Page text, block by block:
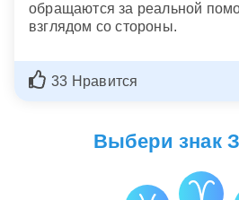
обращаются за реальной
взглядом со стороны.
33 Нравится
Выбери знак